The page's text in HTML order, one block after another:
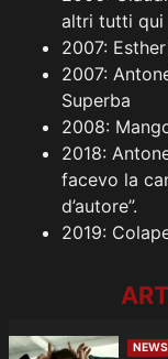
altri tutti qui
2007:
2007:
Superba
2008:
2018:
facevo la
d’autore”.
2019:
NEWS